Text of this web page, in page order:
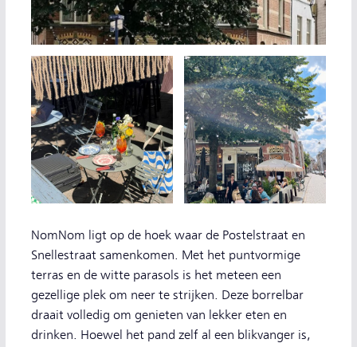
NomNom ligt op de hoek waar de Postelstraat en
Snellestraat samenkomen. Met het puntvormige
terras en de witte parasols is het meteen een
gezellige plek om neer te strijken. Deze borrelbar
draait volledig om genieten van lekker eten en
drinken. Hoewel het pand zelf al een blikvanger is,